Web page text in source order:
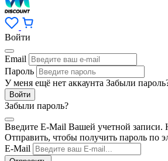
Войти
Email
Пароль
У меня ещё нет аккаунта Забыли
Забыли пароль?
Введите E-Mail Вашей учетной записи.
Отправить, чтобы получить пароль по
E-Mail